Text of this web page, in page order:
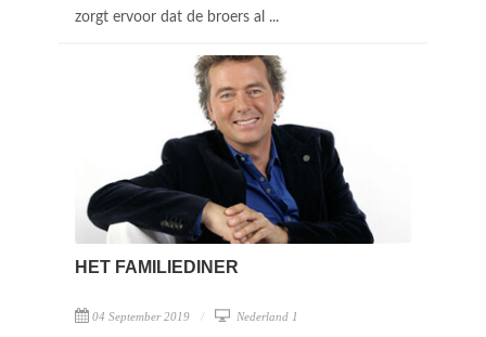
zorgt ervoor dat de broers al ...
HET FAMILIEDINER
04 September 2019 Nederland 1